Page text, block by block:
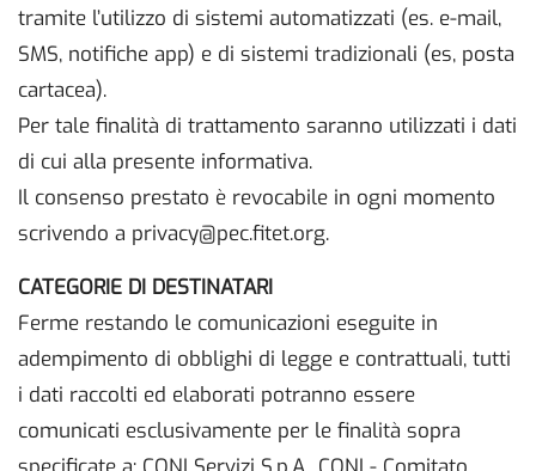
tramite l’utilizzo di sistemi automatizzati (es. e-mail,
SMS, notifiche app) e di sistemi tradizionali (es, posta
cartacea).
Per tale finalità di trattamento saranno utilizzati i dati
di cui alla presente informativa.
Il consenso prestato è revocabile in ogni momento
scrivendo a privacy@pec.fitet.org.
CATEGORIE DI DESTINATARI
Ferme restando le comunicazioni eseguite in
adempimento di obblighi di legge e contrattuali, tutti
i dati raccolti ed elaborati potranno essere
comunicati esclusivamente per le finalità sopra